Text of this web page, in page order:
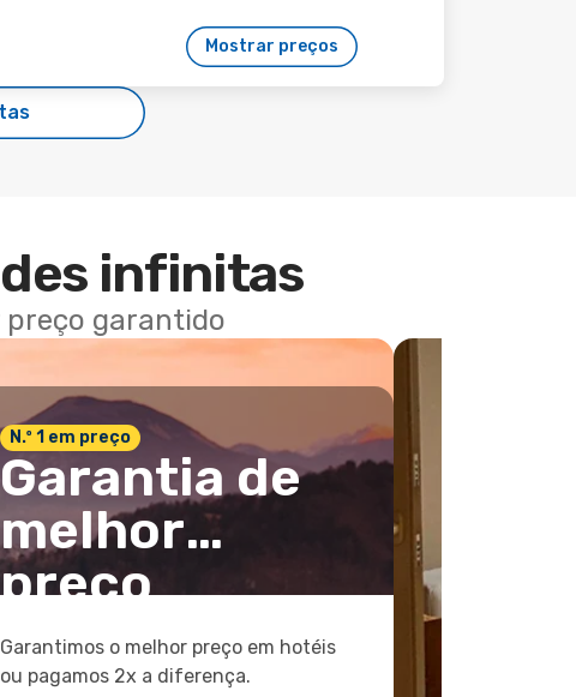
Mostrar preços
infinitas
preço garantido
N.º 1 em preço
Garantia de
melhor
preço
Garantimos o melhor preço em hotéis
ou pagamos 2x a diferença.